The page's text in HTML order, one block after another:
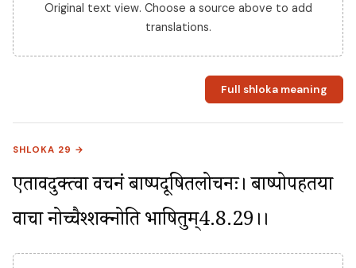
Original text view. Choose a source above to add
translations.
Full shloka meaning
SHLOKA 29 →
एतावदुक्त्वा वचनं बाष्पदूषितलोचनः। बाष्पोपहतया
वाचा नोच्चैश्शक्नोति भाषितुम्4.8.29।।